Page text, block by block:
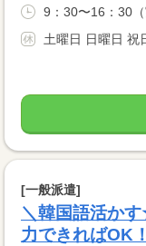
9：30〜16：30
土曜日 日曜日 祝
[一般派遣]
＼韓国語活か
力できればOK